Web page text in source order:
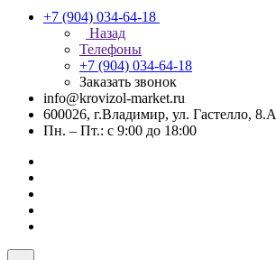
+7 (904) 034-64-18
Назад
Телефоны
+7 (904) 034-64-18
Заказать звонок
info@krovizol-market.ru
600026, г.Владимир, ул. Гастелло, 8.А
Пн. – Пт.: с 9:00 до 18:00